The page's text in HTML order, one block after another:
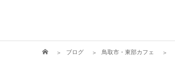
ブログ 鳥取市・東部カフェ